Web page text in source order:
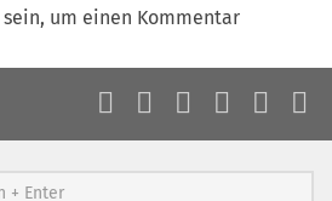
sein, um einen Kommentar